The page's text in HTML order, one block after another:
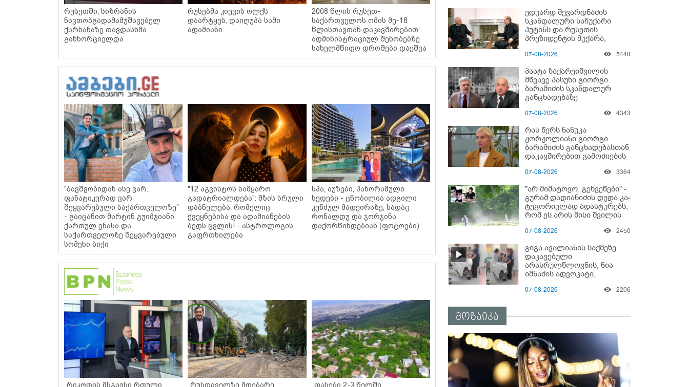
რუსეთში, სიზრანის
ნავთობგადამამუშავებელ
ქარხანაზე თავდასხმა
განხორციელდა
რუსებმა კიევის ოლქს
დაარტყეს, დაიღუპა სამი
ადამიანი
2008 წლის რუსეთ-
საქართველოს ომის მე-18
წლისთავთან დაკავშირებით
ადმინისტრაციულ შენობებზე
სახელმწიფო დროშები დაეშვა
"ბავშვობიდან ასე ვარ..
ფანატიკურად ვარ
შეყვარებული საქართველოზე"
- გაიცანით მარტინ გუიმჯიანი,
ქართულ ენასა და
საქართველოზე შეყვარებული
სომეხი ბიჭი
"12 აგვისტოს სამყარო
გადატრიალდება": მზის სრული
დაბნელება, რომელიც
ქვეყნებისა და ადამიანების
ბედს ცვლის! - ასტროლოგის
გაფრთხილება
სპა, აუზები, პანორამული
ხედები - ცნობილია ადგილი
კუნძულ მადეირაზე, სადაც
რონალდუ და ჯორჯინა
დაქორწინდებიან (ფოტოები)
„რიკოთის მსგავსი რთული „რუსთაველზე მდებარე „ფასები 2-3 წელში
ედუარდ შევარდნაძის
სკანდალური საჩუქარი
პუტინს და რუსეთის
პრეზიდენტის მუქარა,
აასრულა
07-08-2026 5448
პაატა ზაქარეიშვილის
მწვავე პასუხი გიორგი
ბარამიძის სკანდალურ
განცხადებაზე -
ვიცი... კამანში მოკლული
გადმოვასვენე... ბარამიძე
კი ტყუის"
07-08-2026 4343
რას წერს ნანუკა
ჟორჟოლიანი გიორგი
ბარამიძის განცხადებასთან
დაკავშირებით გამოძიების
07-08-2026 3364
"არ მიმატოვო, გეხვეწები" -
გუ­რა­მ დადიანიძის დედა კა­
ტე­გო­რი­უ­ლად ადას­ტუ­რებს,
რომ ეს არის მისი შვი­ლის
07-08-2026 2450
გიგა ავალიანის საქმეზე
დაკავებული
არასრულწლოვნის, ნია
იმნაძის ადვოკატი,
გადაღებულ კადრებს
07-08-2026 2206
მოზაიკა